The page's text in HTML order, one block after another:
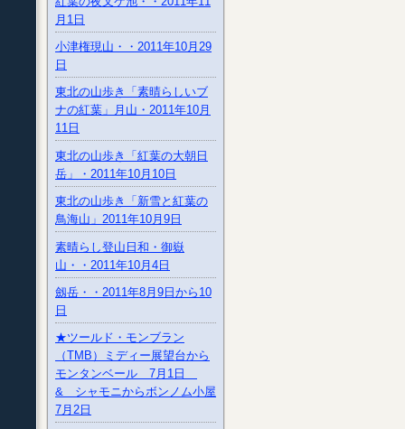
月1日
小津権現山・・2011年10月29
日
東北の山歩き「素晴らしいブ
ナの紅葉」月山・2011年10月
11日
東北の山歩き「紅葉の大朝日
岳」・2011年10月10日
東北の山歩き「新雪と紅葉の
鳥海山」2011年10月9日
素晴らし登山日和・御嶽
山・・2011年10月4日
劔岳・・2011年8月9日から10
日
★ツールド・モンブラン
（TMB）ミディー展望台から
モンタンベール 7月1日
& シャモニからボンノム小屋
7月2日